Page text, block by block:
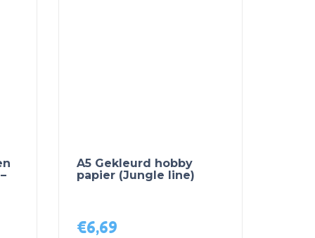
A5 Gekleurd hobby
papier (Jungle line)
€6,69